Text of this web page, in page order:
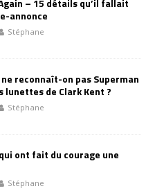
– 15 détails qu’il fallait
annonce
Stéphane
reconnaît-on pas Superman
lunettes de Clark Kent ?
Stéphane
ont fait du courage une
Stéphane